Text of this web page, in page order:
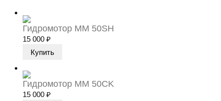
Гидромотор MM 50SH
15 000 ₽
Гидромотор MM 50CK
15 000 ₽